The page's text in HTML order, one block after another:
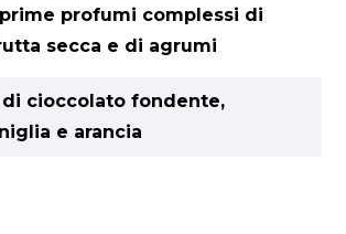
profumi complessi di
secca e di agrumi
di cioccolato fondente,
e arancia